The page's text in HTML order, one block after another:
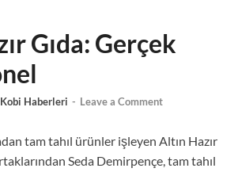
Haberleri
Gıda: Gerçek
Kobi Haberleri - Leave a Comment
tam tahıl ürünler işleyen Altın Hazır
Seda Demirpençe, tam tahıl